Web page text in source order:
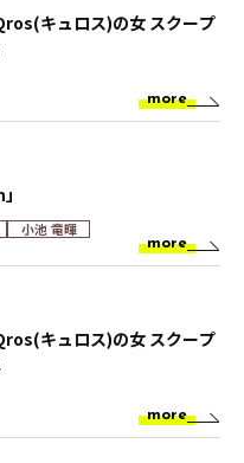
キュロス)の女 スクープ
more
小池 竜暉
more
キュロス)の女 スクープ
more